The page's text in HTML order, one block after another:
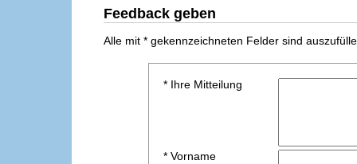
Feedback geben
Alle mit * gekennzeichneten Felder sind
* Ihre Mitteilung
* Vorname